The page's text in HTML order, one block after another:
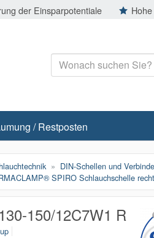
der Einsparpotentiale
/ Restposten
DIN-Schellen und
SPIRO Schlauchschelle
150/12C7W1 R